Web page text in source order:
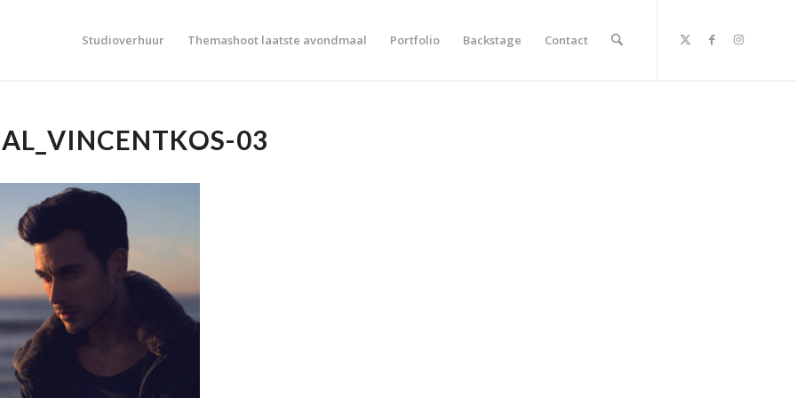
Studioverhuur Themashoot laatste avondmaal Portfolio Backstage Contact
03